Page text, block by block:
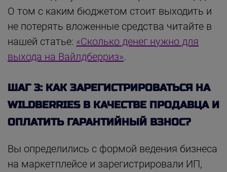
О том с каким бюджетом стоит выходить и
не потерять вложенные средства читайте в
нашей статье: «Сколько денег нужно для
выхода на Вайлдберриз».
ШАГ 3: КАК ЗАРЕГИСТРИРОВАТЬСЯ НА
WILDBERRIES В КАЧЕСТВЕ ПРОДАВЦА И
ОПЛАТИТЬ ГАРАНТИЙНЫЙ ВЗНОС?
Вы определились с формой ведения бизнеса
на маркетплейсе и зарегистрировали ИП,